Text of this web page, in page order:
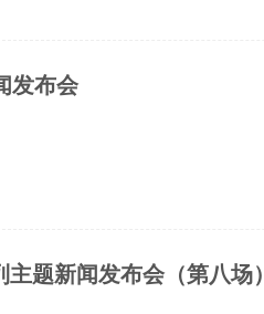
发布会
题新闻发布会（第八场）